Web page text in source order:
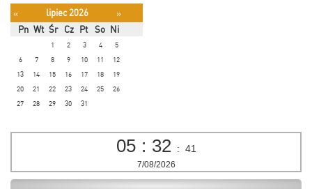
« lipiec 2026
»
Pn Wt Śr Cz Pt So Ni
1 2 3 4
5
6
7 8 9 10 11
12
13
14 15 16 17 18
19
20
21 22 23 24 25
26
27
28 29 30 31
05 : 32 : 42
7/08/2026